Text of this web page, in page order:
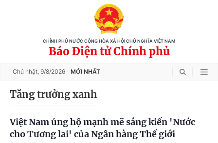
CHÍNH PHỦ NƯỚC CỘNG HÒA XÃ HỘI CHỦ NGHĨA VIỆT NAM
Báo Điện tử Chính phủ
Chủ nhật, 9/8/2026 MỚI NHẤT
Tăng trưởng xanh
Việt Nam ủng hộ mạnh mẽ sáng kiến 'Nước
cho Tương lai' của Ngân hàng Thế giới